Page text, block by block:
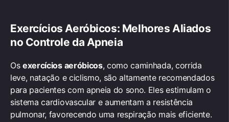
Exercícios Aeróbicos: Melhores Aliados
no Controle da Apneia
Osexercícios aeróbicos, como caminhada, corrida
leve, natação e ciclismo, são altamente recomendados
para pacientes com apneia do sono. Eles estimulam o
sistema cardiovascular e aumentam a resistência
pulmonar, favorecendo uma respiração mais eficiente.